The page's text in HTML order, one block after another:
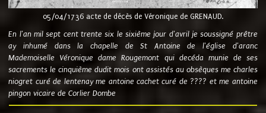
05/04/1736 acte de décès de Véronique de GRENAUD.
En l'an mil sept cent trente six le sixième jour d'avril je soussigné prêtre
ay inhumé dans la chapelle de St Antoine de l'église d'aranc
Mademoiselle Véronique dame Rougemont qui decéda munie de ses
sacrements le cinquième dudit mois ont assistés au obsèques me charles
niogret curé de lentenay me antoine cachet curé de ???? et me antoine
pingon vicaire de Corlier Dombe